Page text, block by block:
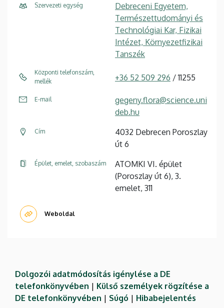
Szervezeti egység
Debreceni Egyetem,
Természettudományi és
Technológiai Kar, Fizikai
Intézet, Környezetfizikai
Tanszék
Központi telefonszám,
mellék
+36 52 509 296 / 11255
E-mail
gegeny.flora@science.uni
deb.hu
Cím
4032 Debrecen Poroszlay
út 6
Épület, emelet, szobaszám
ATOMKI VI. épület
(Poroszlay út 6), 3.
emelet, 311
Weboldal
Dolgozói adatmódosítás igénylése a DE
telefonkönyvében | Külső személyek rögzítése a
DE telefonkönyvében | Súgó | Hibabejelentés